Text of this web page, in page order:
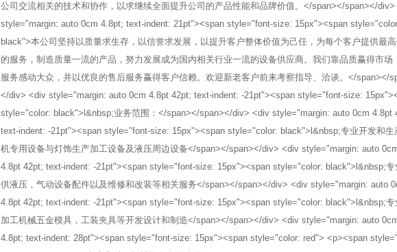
公司交流相关的技术和协作，以求继续全面提升公司的产品性能和品牌价值。</span></span></
style="margin: auto 0cm 4.8pt; text-indent: 21pt"><span style="font-size: 15px"><span
black">本公司坚持以质量求生存，以信誉求发展，以提升客户整体价值为己任，为每个客户提供最
的服务，制造质量一流的产品，努力发展成为国内相关行业一流的设备供应商。我们靠品质赢得市场
服务感动大众，并以优良的售后服务赢得客户信赖。欢迎新老客户前来考察指导、洽谈。</span></
</div> <div style="margin: auto 0cm 4.8pt 42pt; text-indent: -21pt"><span style="font-size:
style="color: black">l&nbsp;业务范围：</span></span></div> <div style="margin: auto 0cm 4.8pt
text-indent: -21pt"><span style="font-size: 15px"><span style="color: black">l&nbsp;专业开发和生
机专用设备与灯饰生产加工设备及液压周边设备</span></span></div> <div style="margin: auto
4.8pt 42pt; text-indent: -21pt"><span style="font-size: 15px"><span style="color: black">l&nbsp;专
供液压，气动设备配件以及维修和改装等相关服务</span></span></div> <div style="margin: auto
4.8pt 42pt; text-indent: -21pt"><span style="font-size: 15px"><span style="color: black">l&nbsp;专
加工机械五金模具，工装夹具等开发设计和制造</span></span></div> <div style="margin: auto
4.8pt; text-indent: 28pt"><span style="font-size: 15px"><span style="color: red"> <p><span